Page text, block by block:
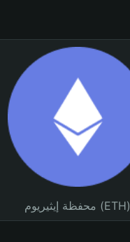
محفظة إيثيريوم (ETH)